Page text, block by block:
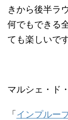
きから後半ラ
何でもできる
ても楽しいです
マルシェ・ド
「インプルー